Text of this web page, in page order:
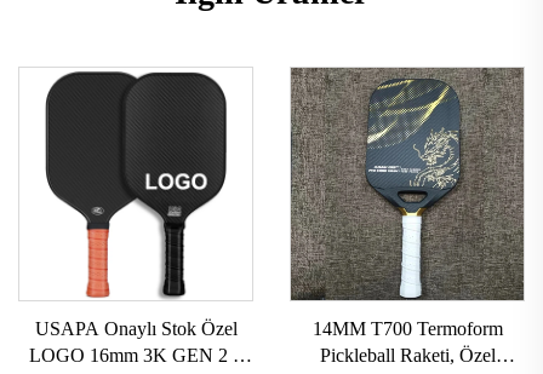
USAPA Onaylı Stok Özel
LOGO 16mm 3K GEN 2 3
14MM T700 Termoform
Pickleball Raketi, Özel